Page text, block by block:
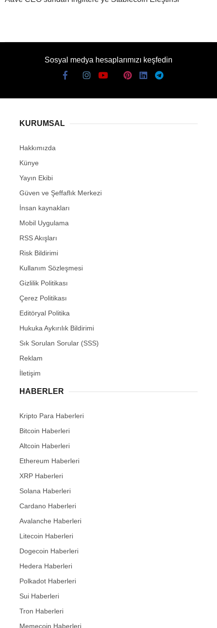
Sosyal medya hesaplarımızı keşfedin
KURUMSAL
Hakkımızda
Künye
Yayın Ekibi
Güven ve Şeffaflık Merkezi
İnsan kaynakları
Mobil Uygulama
RSS Akışları
Risk Bildirimi
Kullanım Sözleşmesi
Gizlilik Politikası
Çerez Politikası
Editöryal Politika
Hukuka Aykırılık Bildirimi
Sık Sorulan Sorular (SSS)
Reklam
İletişim
HABERLER
Kripto Para Haberleri
Bitcoin Haberleri
Altcoin Haberleri
Ethereum Haberleri
XRP Haberleri
Solana Haberleri
Cardano Haberleri
Avalanche Haberleri
Litecoin Haberleri
Dogecoin Haberleri
Hedera Haberleri
Polkadot Haberleri
Sui Haberleri
Tron Haberleri
Memecoin Haberleri